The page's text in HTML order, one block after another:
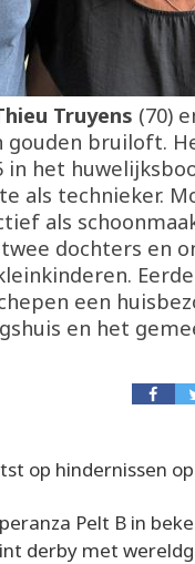
Truyens (70)
gouden bruiloft.
het
als technieker.
als
dochters en
een
en het
op hindernissen
Pelt B in
derby met